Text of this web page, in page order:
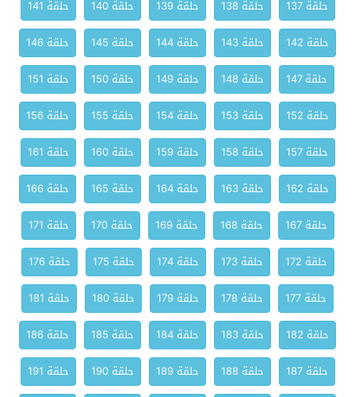
حلقة 137 حلقة 138 حلقة 139 حلقة 140
حلقة 141
حلقة 142
حلقة 143 حلقة 144 حلقة 145
حلقة 146
حلقة 147
حلقة 148 حلقة 149 حلقة 150
حلقة 151
حلقة 152
حلقة 153 حلقة 154 حلقة 155
حلقة 156
حلقة 157
حلقة 158 حلقة 159 حلقة 160
حلقة 161
حلقة 162
حلقة 163 حلقة 164 حلقة 165
حلقة 166
حلقة 167
حلقة 168 حلقة 169 حلقة 170
حلقة 171
حلقة 172
حلقة 173 حلقة 174 حلقة 175
حلقة 176
حلقة 177
حلقة 178 حلقة 179 حلقة 180
حلقة 181
حلقة 182
حلقة 183 حلقة 184 حلقة 185
حلقة 186
حلقة 187
حلقة 188 حلقة 189 حلقة 190
حلقة 191